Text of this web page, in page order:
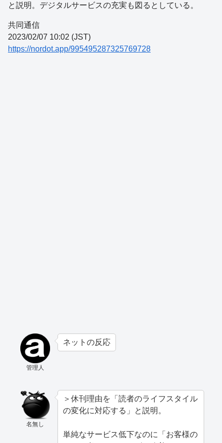
と説明。デジタルサービスの充実も図るとしている。
共同通信
2023/02/07 10:02 (JST)
https://nordot.app/995495287325769728
管理人
ネットの反応
名無し
＞休刊理由を「読者のライフスタイル
の変化に対応する」と説明。
単純なサービス低下なのに「お客様の